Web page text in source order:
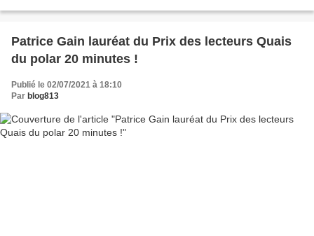
Patrice Gain lauréat du Prix des lecteurs Quais
du polar 20 minutes !
Publié le 02/07/2021 à 18:10
Par blog813